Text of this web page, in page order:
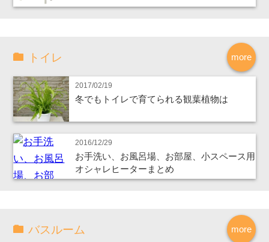
more
トイレ
2017/02/19
冬でもトイレで育てられる観葉植物は
2016/12/29
お手洗い、お風呂場、お部屋、小スペース用
オシャレヒーターまとめ
more
バスルーム